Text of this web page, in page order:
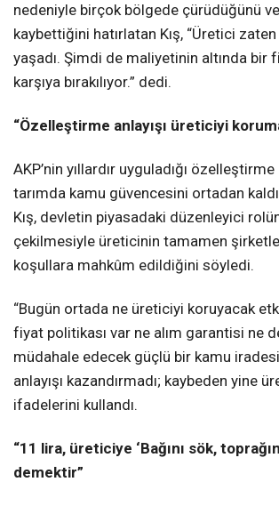
nedeniyle birçok bölgede çürüdüğünü
kaybettiğini hatırlatan Kış, “Üretici zaten
yaşadı. Şimdi de maliyetinin altında bir
karşıya bırakılıyor.” dedi.
“Özelleştirme anlayışı üreticiyi
AKP’nin yıllardır uyguladığı özelleştirme
tarımda kamu güvencesini ortadan
Kış, devletin piyasadaki düzenleyici
çekilmesiyle üreticinin tamamen
koşullara mahkûm edildiğini söyledi.
“Bugün ortada ne üreticiyi koruyacak
fiyat politikası var ne alım garantisi ne
müdahale edecek güçlü bir kamu
anlayışı kazandırmadı; kaybeden yine
ifadelerini kullandı.
“11 lira, üreticiye ‘Bağını sök,
demektir”